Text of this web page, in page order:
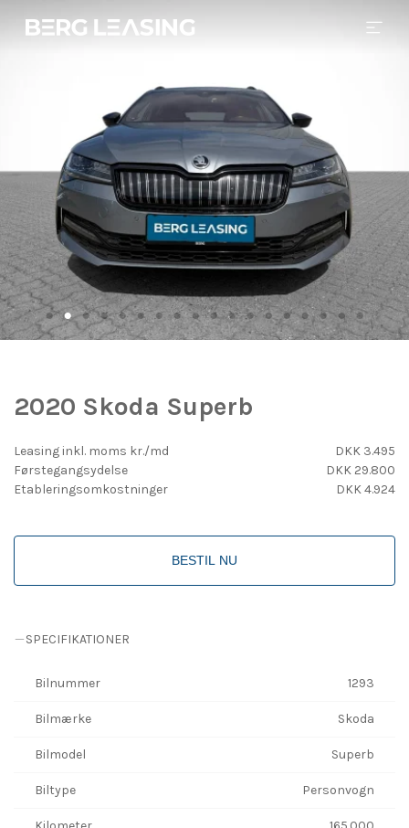
2020 Skoda Superb
Leasing inkl. moms kr./md
DKK 3.495
Førstegangsydelse
DKK 29.800
Etableringsomkostninger
DKK 4.924
BESTIL NU
SPECIFIKATIONER
Bilnummer 1293
Bilmærke Skoda
Bilmodel Superb
Biltype Personvogn